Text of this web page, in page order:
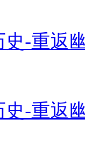
史-重返
史-重返